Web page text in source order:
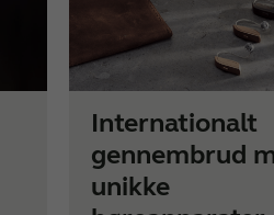
Internationalt
gennembrud
unikke